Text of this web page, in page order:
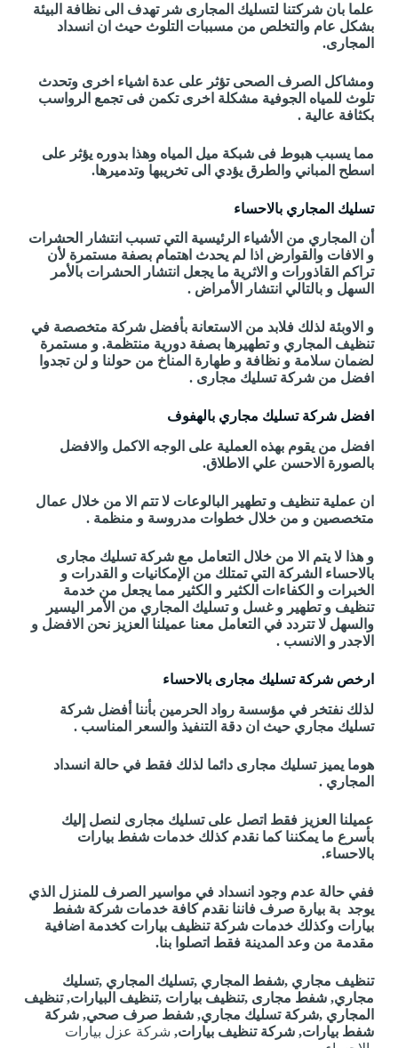
علما بان شركتنا لتسليك المجارى شر تهدف الى نظافة البيئة
بشكل عام والتخلص من مسببات التلوث حيث ان انسداد
المجارى.
ومشاكل الصرف الصحى تؤثر على عدة اشياء اخرى وتحدث
تلوث للمياه الجوفية مشكلة اخرى تكمن فى تجمع الرواسب
بكثافة عالية .
مما يسبب هبوط فى شبكة ميل المياه وهذا بدوره يؤثر على
اسطح المباني والطرق يؤدي الى تخريبها وتدميرها.
تسليك المجاري بالاحساء
أن المجاري من الأشياء الرئيسية التي تسبب انتشار الحشرات
و الافات والقوارض اذا لم يحدث اهتمام بصفة مستمرة لأن
تراكم القاذورات و الاثرية ما يجعل انتشار الحشرات بالأمر
السهل و بالتالي انتشار الأمراض .
و الاوبئة لذلك فلابد من الاستعانة بأفضل شركة متخصصة في
تنظيف المجاري و تطهيرها بصفة دورية منتظمة. و مستمرة
لضمان سلامة و نظافة و طهارة المناخ من حولنا و لن تجدوا
افضل من شركة تسليك مجارى .
افضل شركة تسليك مجاري بالهفوف
افضل من يقوم بهذه العملية على الوجه الاكمل والافضل
بالصورة الاحسن علي الاطلاق.
ان عملية تنظيف و تطهير البالوعات لا تتم الا من خلال عمال
متخصصين و من خلال خطوات مدروسة و منظمة .
و هذا لا يتم الا من خلال التعامل مع شركة تسليك مجارى
بالاحساء الشركة التي تمتلك من الإمكانيات و القدرات و
الخبرات و الكفاءات الكثير و الكثير مما يجعل من خدمة
تنظيف و تطهير و غسل و تسليك المجاري من الأمر اليسير
والسهل لا تتردد في التعامل معنا عميلنا العزيز نحن الافضل و
الاجدر و الانسب .
ارخص شركة تسليك مجارى بالاحساء
لذلك نفتخر في مؤسسة رواد الحرمين بأننا أفضل شركة
تسليك مجاري حيث ان دقة التنفيذ والسعر المناسب .
هوما يميز تسليك مجارى دائما لذلك فقط في حالة انسداد
المجاري .
عميلنا العزيز فقط اتصل على تسليك مجارى لنصل إليك
بأسرع ما يمكننا كما نقدم كذلك خدمات شفط بيارات
بالاحساء.
ففي حالة عدم وجود انسداد في مواسير الصرف للمنزل الذي
يوجد بة بيارة صرف فاننا نقدم كافة خدمات شركة شفط
بيارات وكذلك خدمات شركة تنظيف بيارات كخدمة اضافية
مقدمة من وعد المدينة فقط اتصلوا بنا.
تنظيف مجاري ,شفط المجاري ,تسليك المجاري ,تسليك
مجاري, شفط مجارى ,تنظيف بيارات ,تنظيف البيارات, تنظيف
المجاري ,شركة تسليك مجاري, شفط صرف صحي, شركة
شفط بيارات, شركة تنظيف بيارات,شركة عزل بيارات